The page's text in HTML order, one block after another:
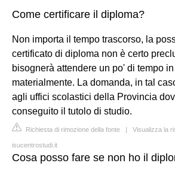
Come certificare il diploma?
Non importa il tempo trascorso, la
certificato di diploma non è certo
bisognerà attendere un po' di tempo
materialmente. La domanda, in tal
agli uffici scolastici della Provincia
conseguito il tutolo di studio.
Richiesta di rimozione della fonte | Visualizza la
isucentrostudi.it
Cosa posso fare se non ho il